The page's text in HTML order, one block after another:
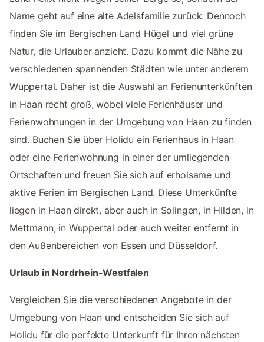
Name geht auf eine alte Adelsfamilie zurück. Dennoch
finden Sie im Bergischen Land Hügel und viel grüne
Natur, die Urlauber anzieht. Dazu kommt die Nähe zu
verschiedenen spannenden Städten wie unter anderem
Wuppertal. Daher ist die Auswahl an Ferienunterkünften
in Haan recht groß, wobei viele Ferienhäuser und
Ferienwohnungen in der Umgebung von Haan zu finden
sind. Buchen Sie über Holidu ein Ferienhaus in Haan
oder eine Ferienwohnung in einer der umliegenden
Ortschaften und freuen Sie sich auf erholsame und
aktive Ferien im Bergischen Land. Diese Unterkünfte
liegen in Haan direkt, aber auch in Solingen, in Hilden, in
Mettmann, in Wuppertal oder auch weiter entfernt in
den Außenbereichen von Essen und Düsseldorf.
Urlaub in Nordrhein-Westfalen
Vergleichen Sie die verschiedenen Angebote in der
Umgebung von Haan und entscheiden Sie sich auf
Holidu für die perfekte Unterkunft für Ihren nächsten